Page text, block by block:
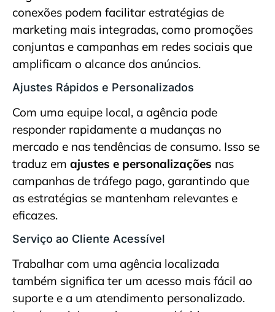
conexões podem facilitar estratégias de
marketing mais integradas, como promoções
conjuntas e campanhas em redes sociais que
amplificam o alcance dos anúncios.
Ajustes Rápidos e Personalizados
Com uma equipe local, a agência pode
responder rapidamente a mudanças no
mercado e nas tendências de consumo. Isso se
traduz em ajustes e personalizações nas
campanhas de tráfego pago, garantindo que
as estratégias se mantenham relevantes e
eficazes.
Serviço ao Cliente Acessível
Trabalhar com uma agência localizada
também significa ter um acesso mais fácil ao
suporte e a um atendimento personalizado.